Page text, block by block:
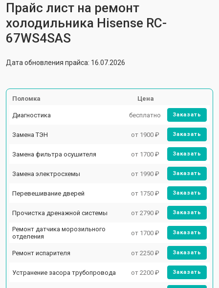
Прайс лист на ремонт
холодильника Hisense RC-
67WS4SAS
Дата обновления прайса: 16.07.2026
Поломка Цена
Диагностика бесплатно Заказать
Замена ТЭН от 1900 ₽ Заказать
Замена фильтра осушителя от 1700 ₽ Заказать
Замена электросхемы от 1990 ₽ Заказать
Перевешивание дверей от 1750 ₽ Заказать
Прочистка дренажной системы от 2790 ₽ Заказать
Ремонт датчика морозильного
отделения
от 1700 ₽ Заказать
Ремонт испарителя от 2250 ₽ Заказать
Устранение засора трубопровода от 2200 ₽ Заказать